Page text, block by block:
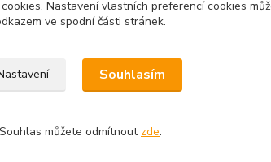
Nastavení vlastních preferencí cookies
ve spodní části stránek.
Souhlasím
Souhlas můžete odmítnout zde.